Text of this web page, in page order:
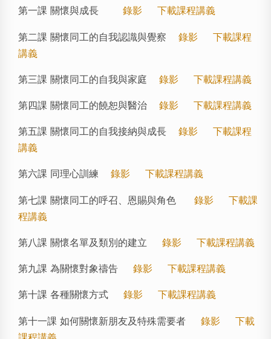
第一課 關懷與成長 錄影
下載課程講義
第二課 關懷同工的自我認識與覺察 錄影
下載課程
講義
第三課 關懷同工的自我與家庭 錄影
下載課程講義
第四課 關懷同工的饒恕與醫治 錄影
下載課程講義
第五課 關懷同工的自我接納與成長 錄影
下載課程
講義
第六課 同理心訓練 錄影
下載課程講義
第七課 關懷同工的呼召、恩賜與角色 錄影
下載課
程講義
第八課 關懷名單及類別的建立 錄影
下載課程講義
第九課 為關懷對象禱告 錄影
下載課程講義
第十課 各種關懷方式 錄影
下載課程講義
第十一課 如何關懷新朋友及特殊需要者 錄影
下載